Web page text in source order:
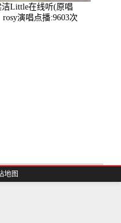
洁Little在线听(原唱
rosy演唱点播:9603次
地图